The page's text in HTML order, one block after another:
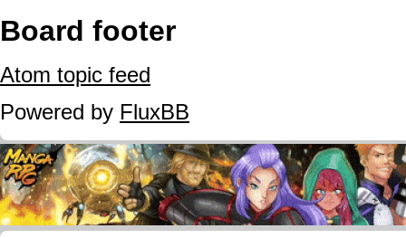
Board footer
Atom topic feed
Powered by FluxBB